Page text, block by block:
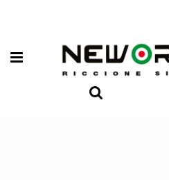
Open menu